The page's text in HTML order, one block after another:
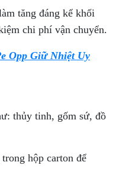
tăng đáng kể khối
chi phí vận chuyển.
Opp Giữ Nhiệt Uy
thủy tinh, gốm sứ, đồ
hộp carton để